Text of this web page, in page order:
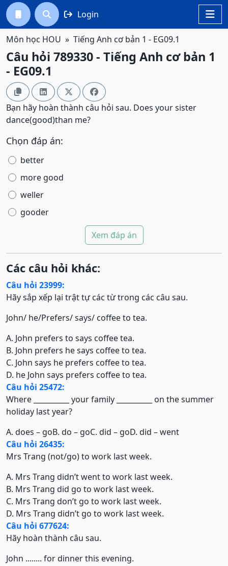

  Login
Môn học HOU Tiếng Anh cơ bản 1 - EG09.1
Câu hỏi 789330 - Tiếng Anh cơ bản 1
- EG09.1
   
Bạn hãy hoàn thành câu hỏi sau. Does your sister
dance(good)than me?
Chọn đáp án:
better
more good
weller
gooder
Xem đáp án
Các câu hỏi khác:
Câu hỏi 23999:
Hãy sắp xếp lại trật tự các từ trong các câu sau.
John/ he/Prefers/ says/ coffee to tea.
A. John prefers to says coffee tea.
B. John prefers he says coffee to tea.
C. John says he prefers coffee to tea.
D. he John says prefers coffee to tea.
Câu hỏi 25472:
Where __________ your family __________ on the summer
holiday last year?
A. does – goB. do – goC. did – goD. did – went
Câu hỏi 26435:
Mrs Trang (not/go) to work last week.
A. Mrs Trang didn’t went to work last week.
B. Mrs Trang did go to work last week.
C. Mrs Trang don’t go to work last week.
D. Mrs Trang didn’t go to work last week.
Câu hỏi 677624:
Hãy hoàn thành câu sau.
John ........ for dinner this evening.